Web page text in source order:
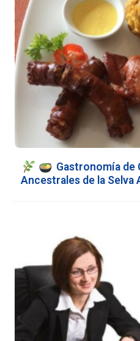
Gastronomía de
Ancestrales de la Selva